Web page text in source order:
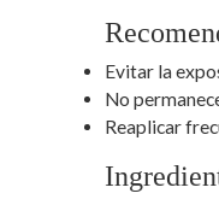
Evitar la
No
Reaplicar